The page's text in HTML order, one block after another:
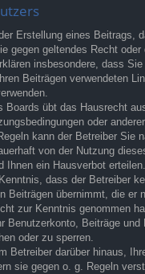
Erstellung eines Beitrags,
gegen geltendes Recht
insbesondere, dass
Beiträgen verwendeten
Boards übt das Hausrecht
oder
kann der Betreiber Sie
von der Nutzung
Ihnen ein Hausverbot erteilen.
dass der Betreiber
Beiträgen übernimmt, die er
zur Kenntnis genommen
Benutzerkonto, Beiträge und
oder zu sperren.
Betreiber darüber hinaus,
sie gegen o. g. Regeln